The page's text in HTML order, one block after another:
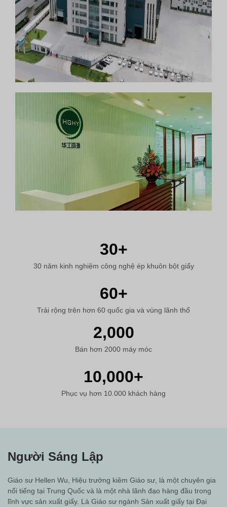
30 năm kinh nghiệm công nghệ ép khuôn bột giấy
30+
Trải rộng trên hơn 60 quốc gia và vùng lãnh thổ
60+
Bán hơn 2000 máy móc
2,000
Phục vụ hơn 10.000 khách hàng
10,000+
Người Sáng Lập
Giáo sư Hellen Wu, Hiệu trưởng kiêm Giáo sư, là một chuyên gia
nổi tiếng tại Trung Quốc và là một nhà lãnh đạo hàng đầu trong
lĩnh vực sản xuất giấy. Là Giáo sư ngành Sản xuất giấy tại Đại